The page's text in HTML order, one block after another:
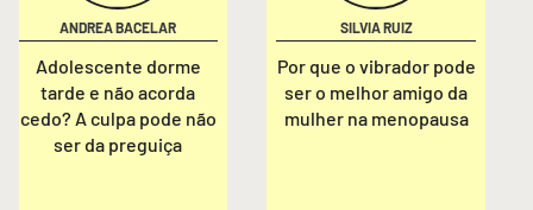
ANDREA BACELAR
Adolescente dorme
tarde e não acorda
cedo? A culpa pode não
ser da preguiça
SILVIA RUIZ
Por que o vibrador pode
ser o melhor amigo da
mulher na menopausa